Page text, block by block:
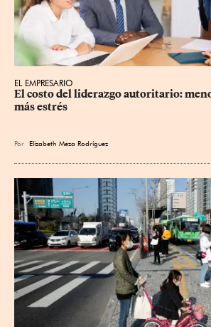
EL EMPRESARIO
El costo del liderazgo autoritario:
más estrés
Por Elizabeth Meza Rodríguez